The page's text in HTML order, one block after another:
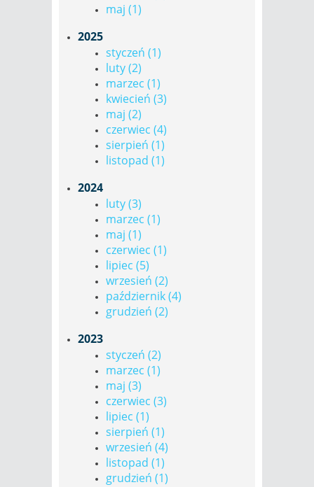
maj (1)
2025
styczeń (1)
luty (2)
marzec (1)
kwiecień (3)
maj (2)
czerwiec (4)
sierpień (1)
listopad (1)
2024
luty (3)
marzec (1)
maj (1)
czerwiec (1)
lipiec (5)
wrzesień (2)
październik (4)
grudzień (2)
2023
styczeń (2)
marzec (1)
maj (3)
czerwiec (3)
lipiec (1)
sierpień (1)
wrzesień (4)
listopad (1)
grudzień (1)